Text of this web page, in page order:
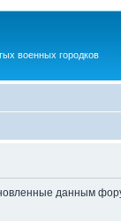
военных городков
данным